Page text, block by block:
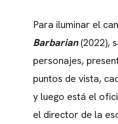
Para iluminar el
Barbarian (2022),
personajes,
puntos de vista,
y luego está el
el director de la